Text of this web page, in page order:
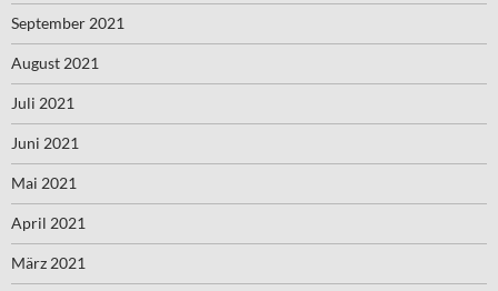
September 2021
August 2021
Juli 2021
Juni 2021
Mai 2021
April 2021
März 2021